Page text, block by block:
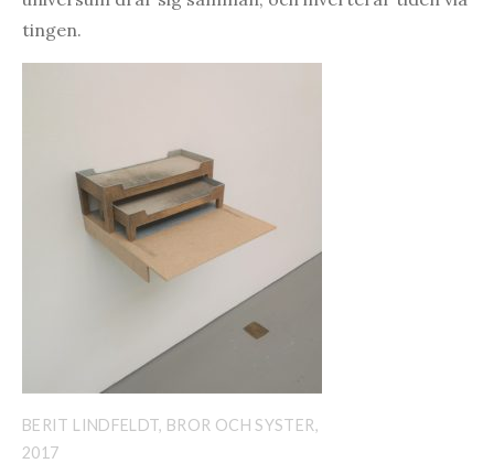
tingen.
BERIT LINDFELDT, BROR OCH SYSTER,
2017